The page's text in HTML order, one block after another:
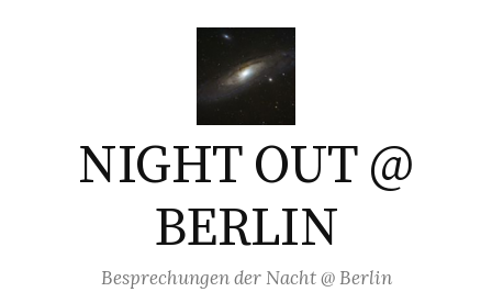
NIGHT OUT @
BERLIN
Besprechungen der Nacht @ Berlin